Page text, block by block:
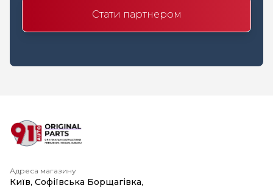
Стати партнером
Адреса магазину
Київ, Софіївська Борщагівка,